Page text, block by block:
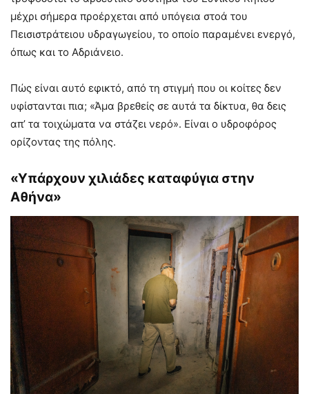
μέχρι σήμερα προέρχεται από υπόγεια στοά του
Πεισιστράτειου υδραγωγείου, το οποίο παραμένει ενεργό,
όπως και το Αδριάνειο.
Πώς είναι αυτό εφικτό, από τη στιγμή που οι κοίτες δεν
υφίστανται πια; «Άμα βρεθείς σε αυτά τα δίκτυα, θα δεις
απ’ τα τοιχώματα να στάζει νερό». Είναι ο υδροφόρος
ορίζοντας της πόλης.
«Υπάρχουν χιλιάδες καταφύγια στην
Αθήνα»